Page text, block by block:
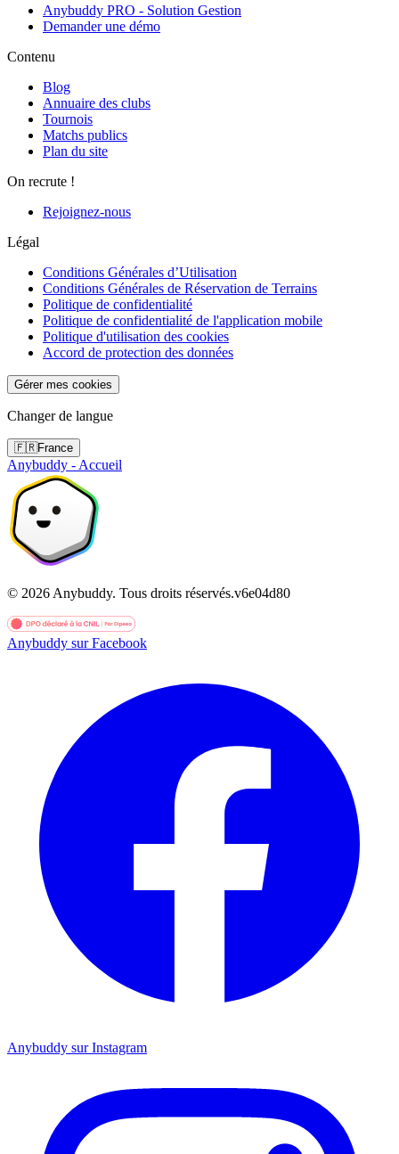
Anybuddy PRO - Solution Gestion
Demander une démo
Contenu
Blog
Annuaire des clubs
Tournois
Matchs publics
Plan du site
On recrute !
Rejoignez-nous
Légal
Conditions Générales d’Utilisation
Conditions Générales de Réservation de Terrains
Politique de confidentialité
Politique de confidentialité de l'application mobile
Politique d'utilisation des cookies
Accord de protection des données
Gérer mes cookies
Changer de langue
🇫🇷France
Anybuddy - Accueil
© 2026 Anybuddy. Tous droits réservés.v6e04d80
Anybuddy sur Facebook
Anybuddy sur Instagram